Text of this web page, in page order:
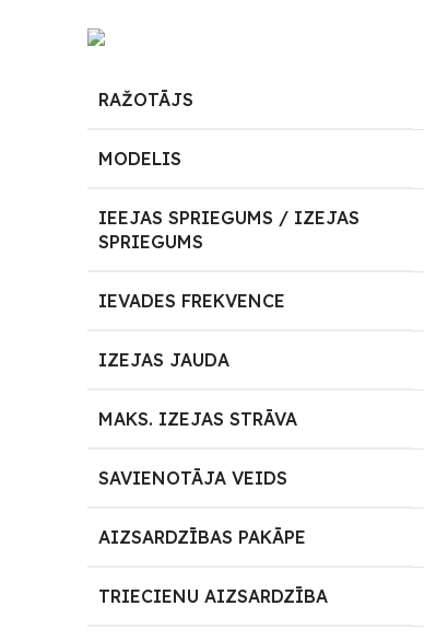
RAŽOTĀJS
MODELIS
IEEJAS SPRIEGUMS / IZEJAS
SPRIEGUMS
IEVADES FREKVENCE
IZEJAS JAUDA
MAKS. IZEJAS STRĀVA
SAVIENOTĀJA VEIDS
AIZSARDZĪBAS PAKĀPE
TRIECIENU AIZSARDZĪBA